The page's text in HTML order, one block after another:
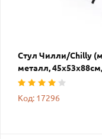
Стул Чилли/Chilly
металл,
Код: 17296